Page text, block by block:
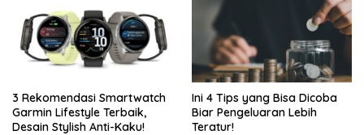
3 Rekomendasi Smartwatch
Garmin Lifestyle Terbaik,
Desain Stylish Anti-Kaku!
Ini 4 Tips yang Bisa Dicoba
Biar Pengeluaran Lebih
Teratur!